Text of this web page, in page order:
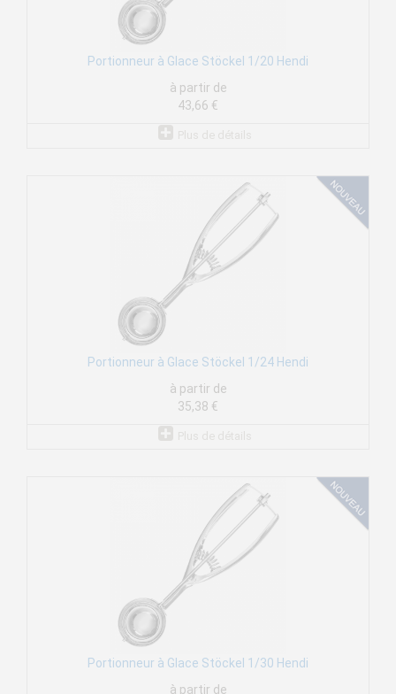
Portionneur à Glace Stöckel 1/20 Hendi
à partir de
43,66 €
Portionneur à Glace Stöckel 1/24 Hendi
à partir de
35,38 €
Portionneur à Glace Stöckel 1/30 Hendi
à partir de